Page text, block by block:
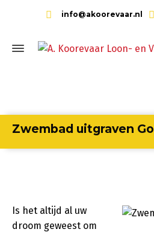
info@akoorevaar.nl
Zwembad uitgraven
Is het altijd al uw
droom geweest om